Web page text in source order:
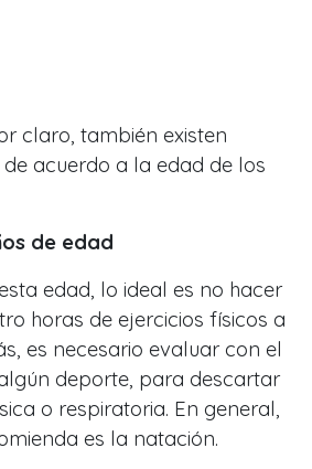
claro, también existen
acuerdo a la edad de los
de edad
edad, lo ideal es no hacer
horas de ejercicios físicos a
es necesario evaluar con el
deporte, para descartar
o respiratoria. En general,
es la natación.